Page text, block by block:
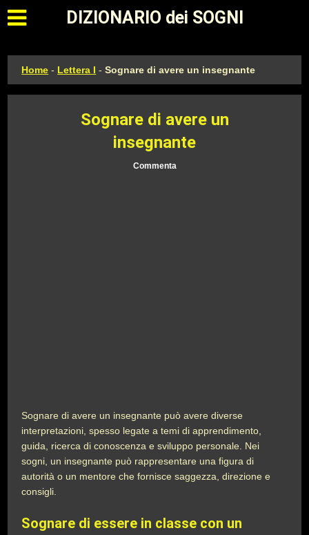
Apri il menu principale
DIZIONARIO dei SOGNI
Home - Lettera I -Sognare di avere un insegnante
Sognare di avere un
insegnante
Commenta
Sognare di avere un insegnante può avere diverse
interpretazioni, spesso legate a temi di apprendimento,
guida, ricerca di conoscenza e sviluppo personale. Nei
sogni, un insegnante può rappresentare una figura di
autorità o un mentore che fornisce saggezza, direzione e
consigli.
Sognare di essere in classe con un